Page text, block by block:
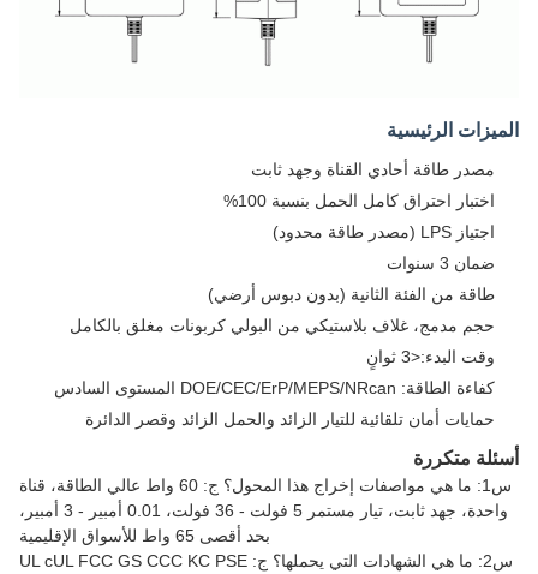
الميزات الرئيسية
مصدر طاقة أحادي القناة وجهد ثابت
اختبار احتراق كامل الحمل بنسبة 100%
اجتياز LPS (مصدر طاقة محدود)
ضمان 3 سنوات
طاقة من الفئة الثانية (بدون دبوس أرضي)
حجم مدمج، غلاف بلاستيكي من البولي كربونات مغلق بالكامل
وقت البدء:<3 ثوانٍ
كفاءة الطاقة: DOE/CEC/ErP/MEPS/NRcan المستوى السادس
حمايات أمان تلقائية للتيار الزائد والحمل الزائد وقصر الدائرة
أسئلة متكررة
س1: ما هي مواصفات إخراج هذا المحول؟ ج: 60 واط عالي الطاقة، قناة
واحدة، جهد ثابت، تيار مستمر 5 فولت - 36 فولت، 0.01 أمبير - 3 أمبير،
بحد أقصى 65 واط للأسواق الإقليمية
س2: ما هي الشهادات التي يحملها؟ ج: UL cUL FCC GS CCC KC PSE